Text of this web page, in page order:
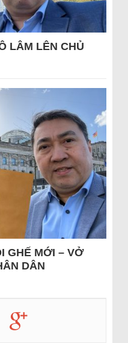
LÂM LÊN CHỦ
GHẾ MỚI – VỞ
DÂN